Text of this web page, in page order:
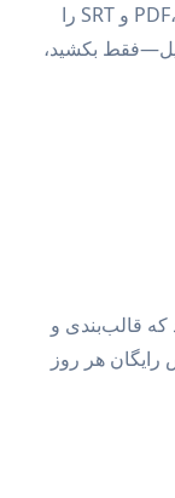
فایل‌های PDF، DOCX، PPTX، XLSX، CSV، EPUB و SRT را
بکشید،
که قالب‌بندی و
هر روز